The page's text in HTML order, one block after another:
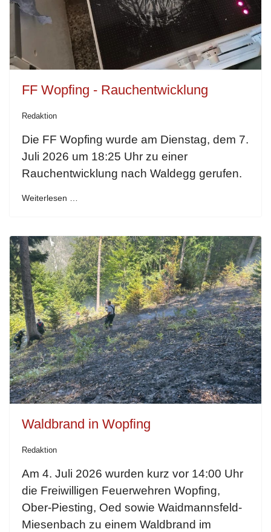
FF Wopfing - Rauchentwicklung
Redaktion
Die FF Wopfing wurde am Dienstag, dem 7.
Juli 2026 um 18:25 Uhr zu einer
Rauchentwicklung nach Waldegg gerufen.
Weiterlesen …
Waldbrand in Wopfing
Redaktion
Am 4. Juli 2026 wurden kurz vor 14:00 Uhr
die Freiwilligen Feuerwehren Wopfing,
Ober-Piesting, Oed sowie Waidmannsfeld-
Miesenbach zu einem Waldbrand im